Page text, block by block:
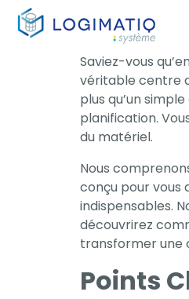
Saviez-vous
véritable centre
plus qu’un
planification.
du matériel.
Nous
conçu pour vous
indispensables.
découvrirez
transformer une
Points